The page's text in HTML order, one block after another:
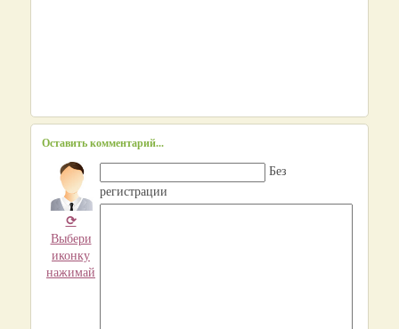
Оставить комментарий...
⟳
Выбери
иконку
нажимай
Без
регистрации